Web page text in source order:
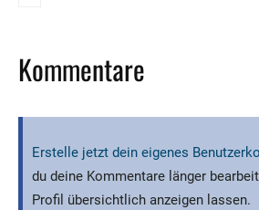
Kommentare
Erstelle jetzt dein eigenes
du deine Kommentare länger
Profil übersichtlich anzeigen lassen.